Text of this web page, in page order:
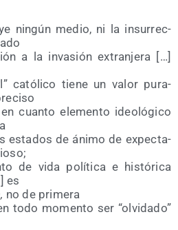
nin­gún medio, ni la insu­rrec­
a la inva­sión extran­je­ra […]
cató­li­co tie­ne un valor pura­
cuan­to ele­men­to ideo­ló­gi­co
esta­dos de áni­mo de expec­ta­
de vida polí­ti­ca e his­tó­ri­ca
es
no de primera
todo momen­to ser “olvi­da­do”